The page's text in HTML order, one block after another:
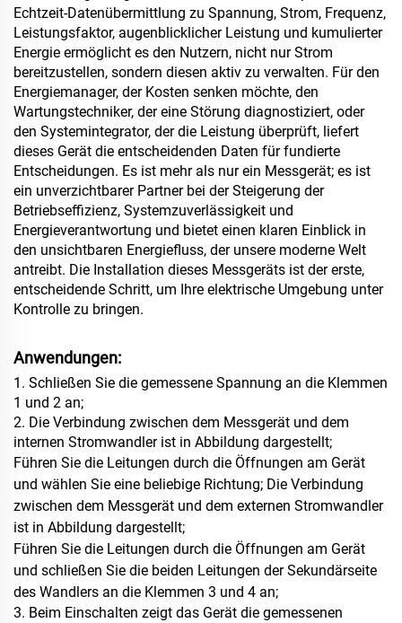
Echtzeit-Datenübermittlung zu Spannung, Strom, Frequenz,
Leistungsfaktor, augenblicklicher Leistung und kumulierter
Energie ermöglicht es den Nutzern, nicht nur Strom
bereitzustellen, sondern diesen aktiv zu verwalten. Für den
Energiemanager, der Kosten senken möchte, den
Wartungstechniker, der eine Störung diagnostiziert, oder
den Systemintegrator, der die Leistung überprüft, liefert
dieses Gerät die entscheidenden Daten für fundierte
Entscheidungen. Es ist mehr als nur ein Messgerät; es ist
ein unverzichtbarer Partner bei der Steigerung der
Betriebseffizienz, Systemzuverlässigkeit und
Energieverantwortung und bietet einen klaren Einblick in
den unsichtbaren Energiefluss, der unsere moderne Welt
antreibt. Die Installation dieses Messgeräts ist der erste,
entscheidende Schritt, um Ihre elektrische Umgebung unter
Kontrolle zu bringen.
Anwendungen:
1. Schließen Sie die gemessene Spannung an die Klemmen
1 und 2 an;
2. Die Verbindung zwischen dem Messgerät und dem
internen Stromwandler ist in Abbildung dargestellt;
Führen Sie die Leitungen durch die Öffnungen am Gerät
und wählen Sie eine beliebige Richtung; Die Verbindung
zwischen dem Messgerät und dem externen Stromwandler
ist in Abbildung dargestellt;
Führen Sie die Leitungen durch die Öffnungen am Gerät
und schließen Sie die beiden Leitungen der Sekundärseite
des Wandlers an die Klemmen 3 und 4 an;
3. Beim Einschalten zeigt das Gerät die gemessenen